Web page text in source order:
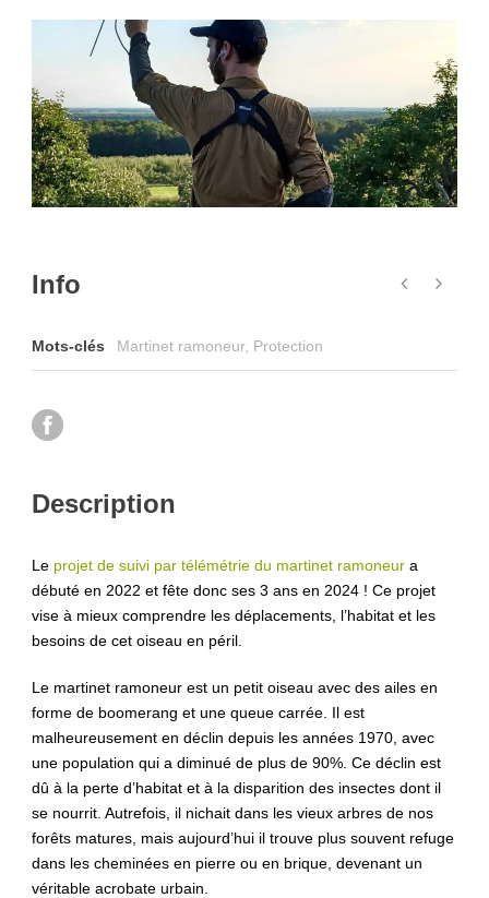
Info
Mots-clés Martinet ramoneur, Protection
Description
Le projet de suivi par télémétrie du martinet ramoneur a
débuté en 2022 et fête donc ses 3 ans en 2024 ! Ce projet
vise à mieux comprendre les déplacements, l’habitat et les
besoins de cet oiseau en péril.
Le martinet ramoneur est un petit oiseau avec des ailes en
forme de boomerang et une queue carrée. Il est
malheureusement en déclin depuis les années 1970, avec
une population qui a diminué de plus de 90%. Ce déclin est
dû à la perte d’habitat et à la disparition des insectes dont il
se nourrit. Autrefois, il nichait dans les vieux arbres de nos
forêts matures, mais aujourd’hui il trouve plus souvent refuge
dans les cheminées en pierre ou en brique, devenant un
véritable acrobate urbain.